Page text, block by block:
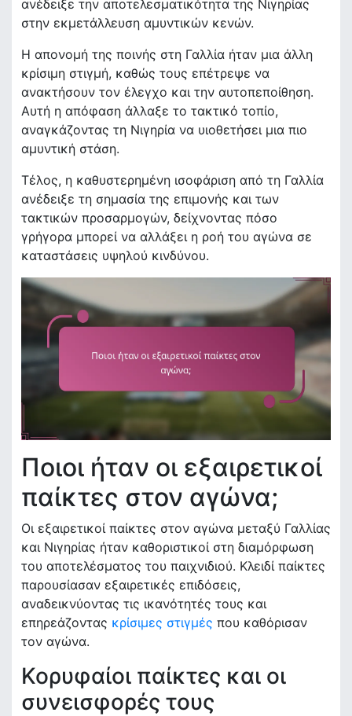
ανέδειξε την αποτελεσματικότητα της Νιγηρίας
στην εκμετάλλευση αμυντικών κενών.
Η απονομή της ποινής στη Γαλλία ήταν μια άλλη
κρίσιμη στιγμή, καθώς τους επέτρεψε να
ανακτήσουν τον έλεγχο και την αυτοπεποίθηση.
Αυτή η απόφαση άλλαξε το τακτικό τοπίο,
αναγκάζοντας τη Νιγηρία να υιοθετήσει μια πιο
αμυντική στάση.
Τέλος, η καθυστερημένη ισοφάριση από τη Γαλλία
ανέδειξε τη σημασία της επιμονής και των
τακτικών προσαρμογών, δείχνοντας πόσο
γρήγορα μπορεί να αλλάξει η ροή του αγώνα σε
καταστάσεις υψηλού κινδύνου.
Ποιοι ήταν οι εξαιρετικοί
παίκτες στον αγώνα;
Οι εξαιρετικοί παίκτες στον αγώνα μεταξύ Γαλλίας
και Νιγηρίας ήταν καθοριστικοί στη διαμόρφωση
του αποτελέσματος του παιχνιδιού. Κλειδί παίκτες
παρουσίασαν εξαιρετικές επιδόσεις,
αναδεικνύοντας τις ικανότητές τους και
επηρεάζοντας κρίσιμες στιγμές που καθόρισαν
τον αγώνα.
Κορυφαίοι παίκτες και οι
συνεισφορές τους